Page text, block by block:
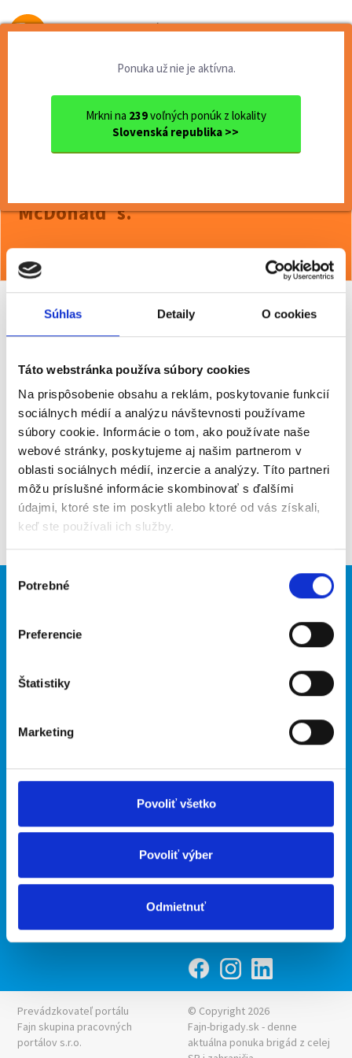
Súhlas Detaily O cookies
Táto webstránka používa súbory cookies
Na prispôsobenie obsahu a reklám, poskytovanie funkcií
sociálnych médií a analýzu návštevnosti používame
súbory cookie. Informácie o tom, ako používate naše
webové stránky, poskytujeme aj našim partnerom v
oblasti sociálnych médií, inzercie a analýzy. Títo partneri
môžu príslušné informácie skombinovať s ďalšími
údajmi, ktoré ste im poskytli alebo ktoré od vás získali,
keď ste používali ich služby.
Výber
súhlasu
Potrebné
Preferencie
Štatistiky
Marketing
Povoliť všetko
Povoliť výber
Odmietnuť
Od prvej brigády
Ponuka už nie je aktívna.
Mrkni na 239voľných ponúk z lokality
Slovenská republika >>
Ok. Trenčín
Vyhovuje ti práca v noci? P...
<< Späť
McDonald´s.
Viac o ponuke >>
Odporučiť kamarátovi
Poslať na email
Upozorniť na inzerát
Pridať do obľúbených
Späť
Nové brigády
Kontakt
Podmienky
Zásady ochrany osobných
údajov
INwork.cz
Fajn práce
Fajn-brigady.sk
Prevádzkovateľ portálu
Fajn skupina pracovných
portálov s.r.o.
© Copyright 2026
Fajn-brigady.sk - denne
aktuálna ponuka brigád z celej